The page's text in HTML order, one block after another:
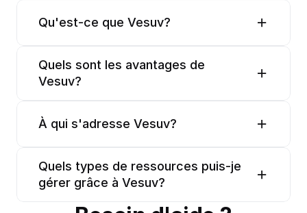
Qu'est-ce que Vesuv?
Quels sont les avantages de
Vesuv?
À qui s'adresse Vesuv?
Quels types de ressources puis-je
gérer grâce à Vesuv?